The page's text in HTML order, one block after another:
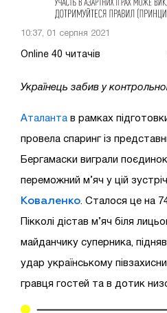
10:37, 01 серпня 2021
Online 40 читачів
Українець забив у
Аталанта в рамках
провела спаринг із
Бергамаски виграли
переможний м’яч у цій
Коваленко . Сталося це на
Пікколі дістав м’яч біля
майданчику суперника, підняв
удар українському
гравця гостей та в дотик